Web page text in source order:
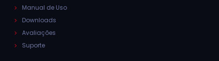
Manual de Uso
Downloads
Avaliações
Suporte